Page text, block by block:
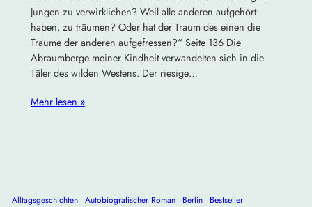
Jungen zu verwirklichen? Weil alle anderen aufgehört
haben, zu träumen? Oder hat der Traum des einen die
Träume der anderen aufgefressen?“ Seite 136 Die
Abraumberge meiner Kindheit verwandelten sich in die
Täler des wilden Westens. Der riesige…
Mehr lesen »
Alltagsgeschichten Autobiografischer Roman Berlin Bestseller